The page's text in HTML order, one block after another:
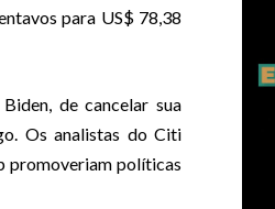
para US$ 78,38
de cancelar sua
Os analistas do Citi
promoveriam políticas